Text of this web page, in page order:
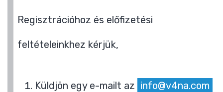
Regisztrációhoz és előfizetési
feltételeinkhez kérjük,
Küldjön egy e-mailt az info@v4na.com